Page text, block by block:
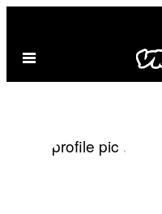
content
Open